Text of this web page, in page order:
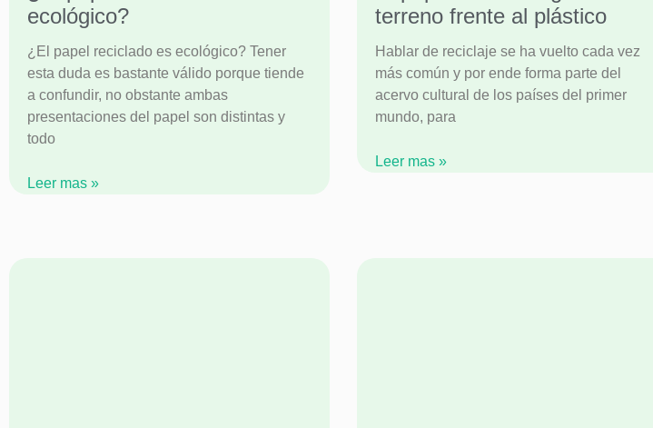
ecológico?
¿El papel reciclado es ecológico? Tener
esta duda es bastante válido porque tiende
a confundir, no obstante ambas
presentaciones del papel son distintas y
todo
Leer mas »
terreno frente al plástico
Hablar de reciclaje se ha vuelto cada vez
más común y por ende forma parte del
acervo cultural de los países del primer
mundo, para
Leer mas »